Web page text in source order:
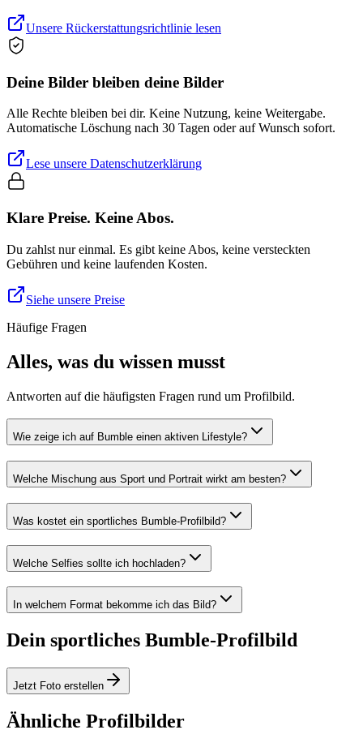
Unsere Rückerstattungsrichtlinie lesen
Deine Bilder bleiben deine Bilder
Alle Rechte bleiben bei dir. Keine Nutzung, keine Weitergabe.
Automatische Löschung nach 30 Tagen oder auf Wunsch sofort.
Lese unsere Datenschutzerklärung
Klare Preise. Keine Abos.
Du zahlst nur einmal. Es gibt keine Abos, keine versteckten
Gebühren und keine laufenden Kosten.
Siehe unsere Preise
Häufige Fragen
Alles, was du wissen musst
Antworten auf die häufigsten Fragen rund um Profilbild.
Wie zeige ich auf Bumble einen aktiven Lifestyle?
Welche Mischung aus Sport und Portrait wirkt am besten?
Was kostet ein sportliches Bumble-Profilbild?
Welche Selfies sollte ich hochladen?
In welchem Format bekomme ich das Bild?
Dein sportliches Bumble-Profilbild
Jetzt Foto erstellen
Ähnliche Profilbilder